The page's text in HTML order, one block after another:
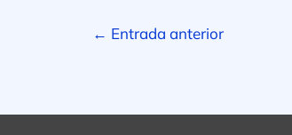
← Entrada anterior